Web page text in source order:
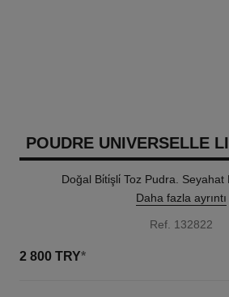
POUDRE UNIVERSELLE
Doğal Bi̇ti̇şli̇ Toz Pudra. Seyahat
Daha fazla ayrıntı
Ref. 132822
2 800 TRY*